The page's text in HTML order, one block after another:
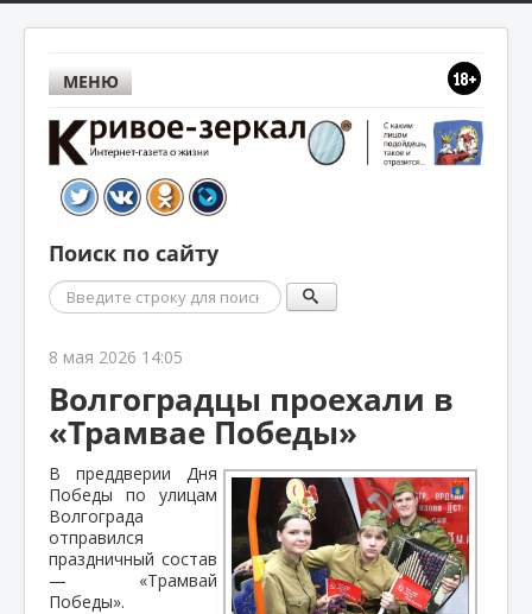
МЕНЮ
Поиск по сайту
Поиск
8 мая 2026 14:05
Волгоградцы проехали в
«Трамвае Победы»
В преддверии Дня
Победы по улицам
Волгограда
отправился
праздничный состав
— «Трамвай
Победы».